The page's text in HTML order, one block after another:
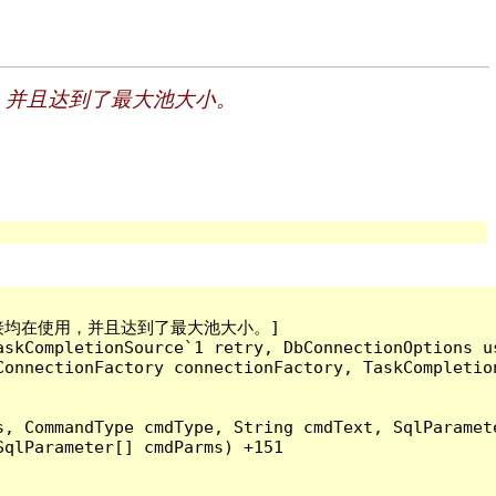
且达到了最大池大小。
使用，并且达到了最大池大小。]
retry, DbConnectionOptions
connectionFactory,
CommandType cmdType, String cmdText,
cmdParms) +151